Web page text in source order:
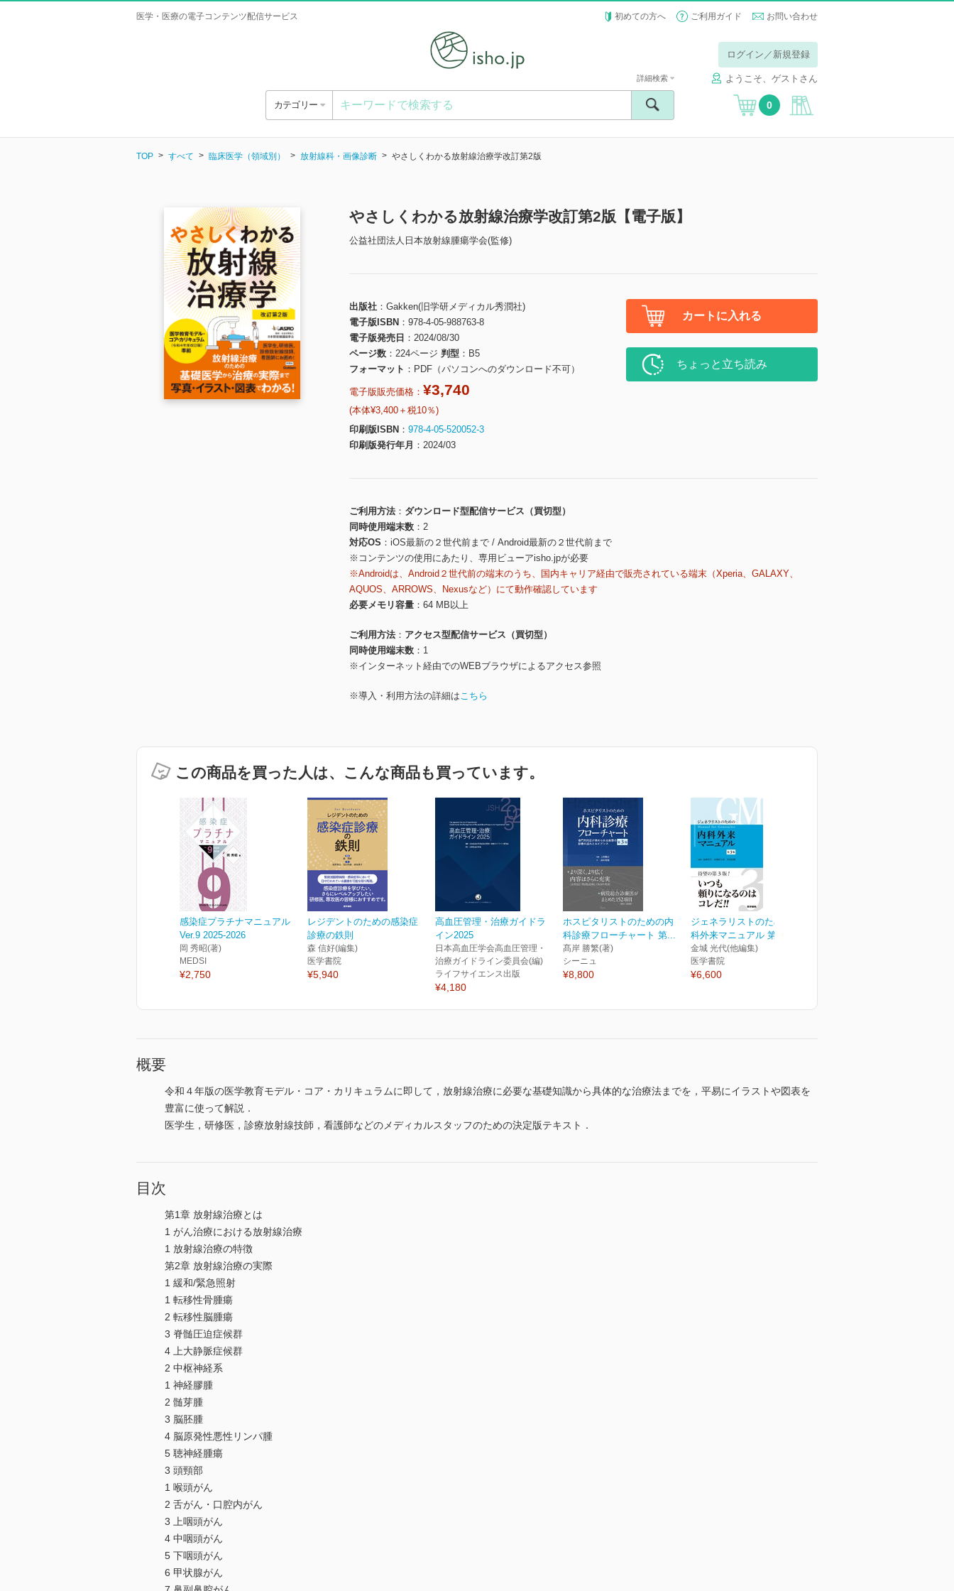
医学・医療の電子コンテンツ配信サービス 初めての方へ ご利用ガイド お問い合わせ
ログイン／新規登録
ようこそ、ゲストさん
カテゴリー
詳細検索
0
TOP すべて 臨床医学（領域別） 放射線科・画像診断 やさしくわかる放射線治療学改訂第2版
やさしくわかる放射線治療学改訂第2版【電子版】
公益社団法人日本放射線腫瘍学会(監修)
出版社
Gakken(旧学研メディカル秀潤社)
電子版ISBN
978-4-05-988763-8
電子版発売日
2024/08/30
ページ数
224ページ 判型
B5
フォーマット
PDF（パソコンへのダウンロード不可）
電子版販売価格： ¥3,740
(本体¥3,400＋税10％)
印刷版ISBN
978-4-05-520052-3
印刷版発行年月
2024/03
カートに入れる
ちょっと立ち読み
ご利用方法
ダウンロード型配信サービス（買切型）
同時使用端末数
2
対応OS
iOS最新の２世代前まで / Android最新の２世代前まで
※コンテンツの使用にあたり、専用ビューアisho.jpが必要
※Androidは、Android２世代前の端末のうち、国内キャリア経由で販売されている端末（Xperia、GALAXY、
AQUOS、ARROWS、Nexusなど）にて動作確認しています
必要メモリ容量
64 MB以上
ご利用方法
アクセス型配信サービス（買切型）
同時使用端末数
1
※インターネット経由でのWEBブラウザによるアクセス参照
※導入・利用方法の詳細はこちら
この商品を買った人は、こんな商品も買っています。
感染症プラチナマニュアル
Ver.9 2025-2026
岡 秀昭(著)
MEDSI
¥2,750
レジデントのための感染症
診療の鉄則
森 信好(編集)
医学書院
¥5,940
高血圧管理・治療ガイドラ
イン2025
日本高血圧学会高血圧管理・
治療ガイドライン委員会(編)
ライフサイエンス出版
¥4,180
ホスピタリストのための内
科診療フローチャート 第...
髙岸 勝繁(著)
シーニュ
¥8,800
ジェネラリストのための内
科外来マニュアル 第3版
金城 光代(他編集)
医学書院
¥6,600
概要
令和４年版の医学教育モデル・コア・カリキュラムに即して，放射線治療に必要な基礎知識から具体的な治療法までを，平易にイラストや図表を
豊富に使って解説．
医学生，研修医，診療放射線技師，看護師などのメディカルスタッフのための決定版テキスト．
目次
第1章 放射線治療とは
1 がん治療における放射線治療
1 放射線治療の特徴
第2章 放射線治療の実際
1 緩和/緊急照射
1 転移性骨腫瘍
2 転移性脳腫瘍
3 脊髄圧迫症候群
4 上大静脈症候群
2 中枢神経系
1 神経膠腫
2 髄芽腫
3 脳胚腫
4 脳原発性悪性リンパ腫
5 聴神経腫瘍
3 頭頸部
1 喉頭がん
2 舌がん・口腔内がん
3 上咽頭がん
4 中咽頭がん
5 下咽頭がん
6 甲状腺がん